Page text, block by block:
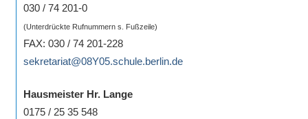
030 / 74 201-0
(Unterdrückte Rufnummern s. Fußzeile)
FAX: 030 / 74 201-228
sekretariat@08Y05.schule.berlin.de
Hausmeister Hr. Lange
0175 / 25 35 548